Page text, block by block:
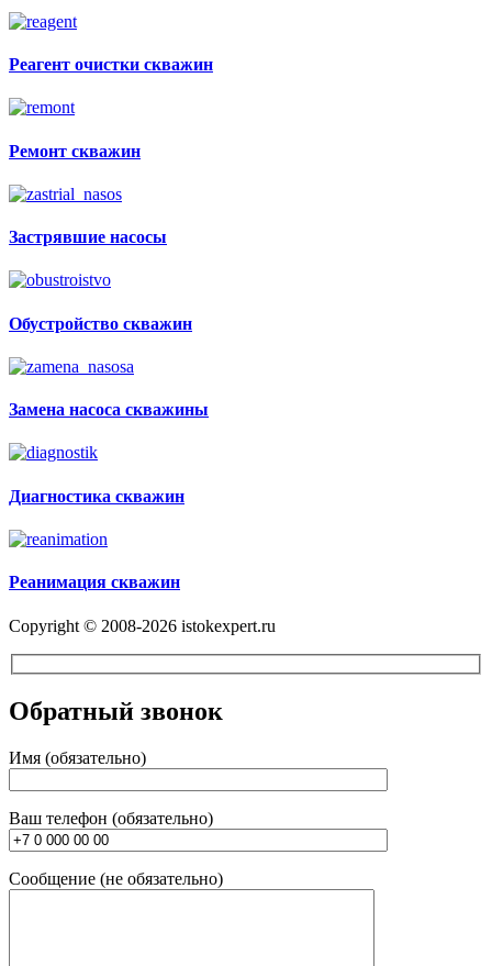
Реагент очистки скважин
Ремонт скважин
Застрявшие насосы
Обустройство скважин
Замена насоса скважины
Диагностика скважин
Реанимация скважин
Copyright © 2008-2026 istokexpert.ru
Обратный звонок
Имя (обязательно)
Ваш телефон (обязательно)
Сообщение (не обязательно)